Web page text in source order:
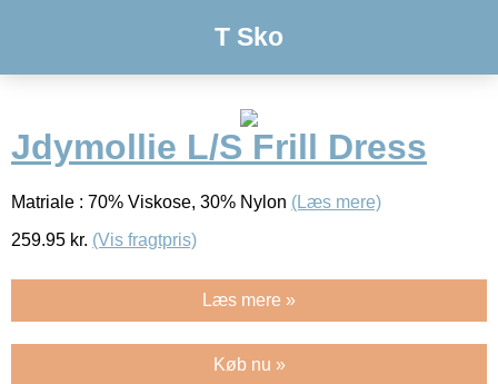
T Sko
Jdymollie L/S Frill Dress
Matriale : 70% Viskose, 30% Nylon (Læs mere)
259.95 kr. (Vis fragtpris)
Læs mere »
Køb nu »